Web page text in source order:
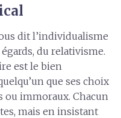
dit l’individualisme
du relativisme.
est le bien
que ses choix
ou immoraux. Chacun
mais en insistant